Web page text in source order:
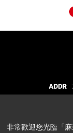
非常歡迎您光臨「
子
ADDR